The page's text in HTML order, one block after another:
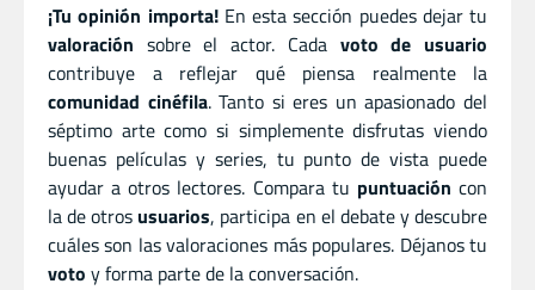
¡Tu opinión importa!En esta sección puedes dejar tu
valoración sobre el actor. Cada voto de usuario
contribuye a reflejar qué piensa realmente la
comunidad cinéfila. Tanto si eres un apasionado del
séptimo arte como si simplemente disfrutas viendo
buenas películas y series, tu punto de vista puede
ayudar a otros lectores. Compara tu puntuación con
la de otros usuarios, participa en el debate y descubre
cuáles son las valoraciones más populares. Déjanos tu
voto y forma parte de la conversación.